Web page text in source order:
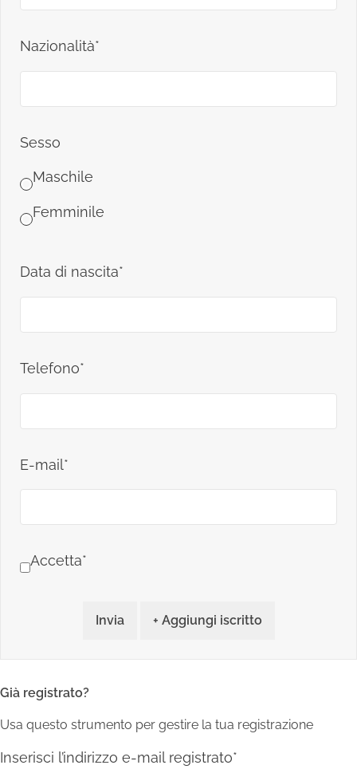
Nazionalità*
Sesso
Maschile
Femminile
Data di nascita*
Telefono*
E-mail*
Accetta*
Invia + Aggiungi iscritto
Già registrato?
Usa questo strumento per gestire la tua registrazione
Inserisci l’indirizzo e-mail registrato*